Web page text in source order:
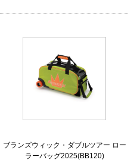
ブランズウィック・ダブルツアー ロー
ラーバッグ2025(BB120)